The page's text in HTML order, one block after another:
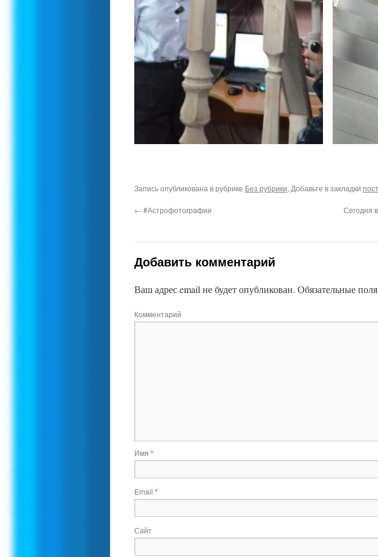
Запись опубликована в рубрике Без рубрики. Добавьте в закладки
← #Астрофотографии
Сегодня
Добавить комментарий
Ваш адрес email не будет опубликован. Обязательные
Комментарий
Имя *
Email *
Сайт